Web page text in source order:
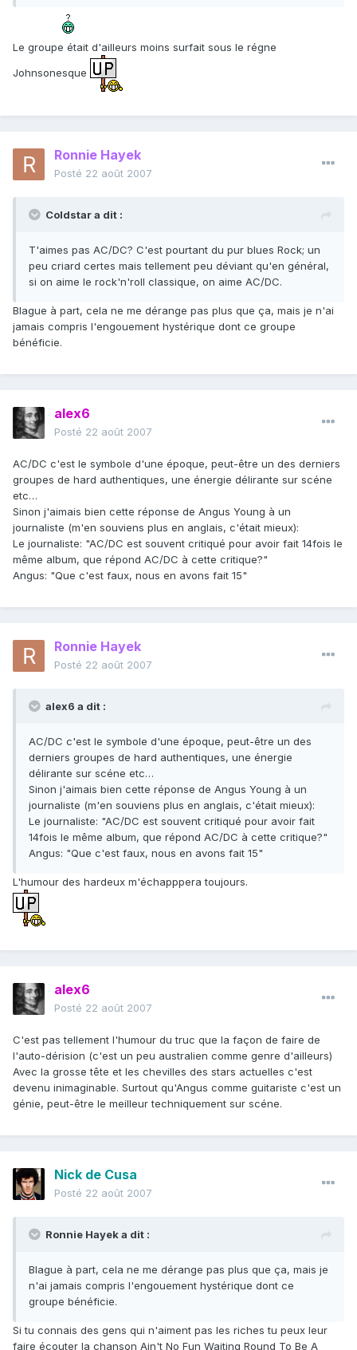
Le groupe était d'ailleurs moins surfait sous le régne
Johnsonesque
Ronnie Hayek
Posté 22 août 2007
Coldstar a dit :
T'aimes pas AC/DC? C'est pourtant du pur blues Rock; un
peu criard certes mais tellement peu déviant qu'en général,
si on aime le rock'n'roll classique, on aime AC/DC.
Blague à part, cela ne me dérange pas plus que ça, mais je n'ai
jamais compris l'engouement hystérique dont ce groupe
bénéficie.
alex6
Posté 22 août 2007
AC/DC c'est le symbole d'une époque, peut-être un des derniers
groupes de hard authentiques, une énergie délirante sur scéne
etc…
Sinon j'aimais bien cette réponse de Angus Young à un
journaliste (m'en souviens plus en anglais, c'était mieux):
Le journaliste: "AC/DC est souvent critiqué pour avoir fait 14fois le
même album, que répond AC/DC à cette critique?"
Angus: "Que c'est faux, nous en avons fait 15"
Ronnie Hayek
Posté 22 août 2007
alex6 a dit :
AC/DC c'est le symbole d'une époque, peut-être un des
derniers groupes de hard authentiques, une énergie
délirante sur scéne etc…
Sinon j'aimais bien cette réponse de Angus Young à un
journaliste (m'en souviens plus en anglais, c'était mieux):
Le journaliste: "AC/DC est souvent critiqué pour avoir fait
14fois le même album, que répond AC/DC à cette critique?"
Angus: "Que c'est faux, nous en avons fait 15"
L'humour des hardeux m'échapppera toujours.
alex6
Posté 22 août 2007
C'est pas tellement l'humour du truc que la façon de faire de
l'auto-dérision (c'est un peu australien comme genre d'ailleurs)
Avec la grosse tête et les chevilles des stars actuelles c'est
devenu inimaginable. Surtout qu'Angus comme guitariste c'est un
génie, peut-être le meilleur techniquement sur scéne.
Nick de Cusa
Posté 22 août 2007
Ronnie Hayek a dit :
Blague à part, cela ne me dérange pas plus que ça, mais je
n'ai jamais compris l'engouement hystérique dont ce
groupe bénéficie.
Si tu connais des gens qui n'aiment pas les riches tu peux leur
faire écouter la chanson Ain't No Fun Waiting Round To Be A